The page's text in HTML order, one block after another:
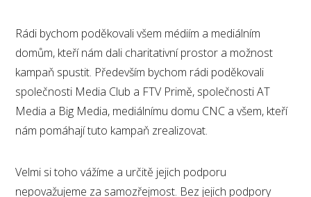
Rádi bychom poděkovali všem médiím a mediálním
domům, kteří nám dali charitativní prostor a možnost
kampaň spustit. Především bychom rádi poděkovali
společnosti Media Club a FTV Primě, společnosti AT
Media a Big Media, mediálnímu domu CNC a všem, kteří
nám pomáhají tuto kampaň zrealizovat.
Velmi si toho vážíme a určitě jejich podporu
nepovažujeme za samozřejmost. Bez jejich podpory